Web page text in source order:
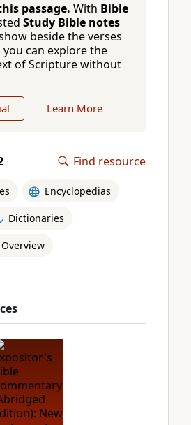
passage. With Bible
Study Bible notes
beside the verses
can explore the
of Scripture without
Learn More
Find resource
Encyclopedias
Dictionaries
Overview